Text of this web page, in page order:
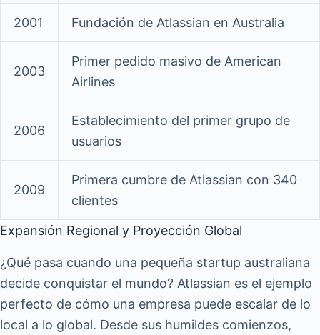
2001 Fundación de Atlassian en Australia
2003
Primer pedido masivo de American
Airlines
2006
Establecimiento del primer grupo de
usuarios
2009
Primera cumbre de Atlassian con 340
clientes
Expansión Regional y Proyección Global
¿Qué pasa cuando una pequeña startup australiana
decide conquistar el mundo? Atlassian es el ejemplo
perfecto de cómo una empresa puede escalar de lo
local a lo global. Desde sus humildes comienzos,